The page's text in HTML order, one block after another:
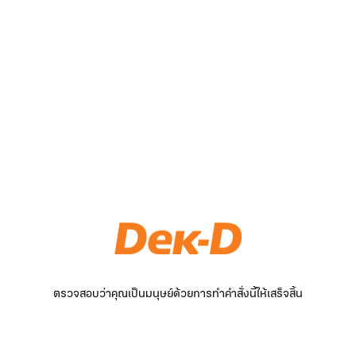
ตรวจสอบว่าคุณเป็นมนุษย์ด้วยการทำคำสั่งนี้ให้เสร็จสิ้น